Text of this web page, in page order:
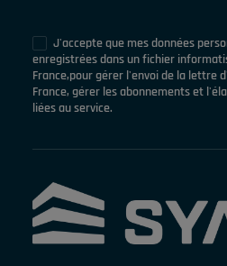
J'accepte que mes données
enregistrées dans un fichier
France,pour gérer l'envoi de la lettre
France, gérer les abonnements et
liées au service.